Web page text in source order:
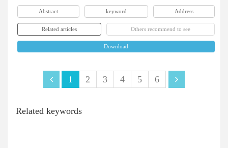
Abstract keyword Address
Related articles Others recommend to see
Download
1 2 3 4 5 6
Related keywords